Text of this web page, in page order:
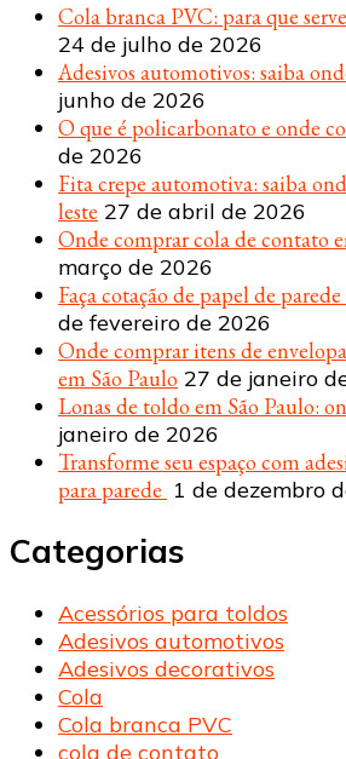
Cola branca PVC: para que
24 de julho de 2026
Adesivos automotivos: saiba
junho de 2026
O que é policarbonato e onde
de 2026
Fita crepe automotiva: saiba
leste 27 de abril de 2026
Onde comprar cola de contato
março de 2026
Faça cotação de papel de
de fevereiro de 2026
Onde comprar itens de
em São Paulo 27 de janeiro
Lonas de toldo em São Paulo:
janeiro de 2026
Transforme seu espaço com
para parede 1 de dezembro
Categorias
Acessórios para toldos
Adesivos automotivos
Adesivos decorativos
Cola
Cola branca PVC
cola de contato